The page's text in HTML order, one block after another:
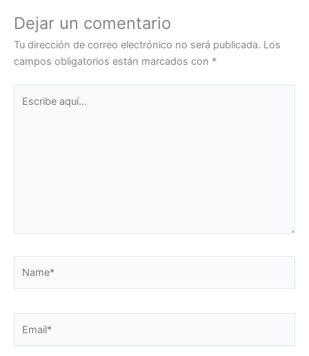
Dejar un comentario
Tu dirección de correo electrónico no será publicada. Los
campos obligatorios están marcados con *
aquí...